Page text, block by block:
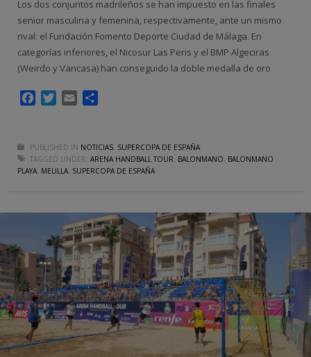
Los dos conjuntos madrileños se han impuesto en las finales
senior masculina y femenina, respectivamente, ante un mismo
rival: el Fundación Fomento Deporte Ciudad de Málaga. En
categorías inferiores, el Nicosur Las Peris y el BMP Algeciras
(Weirdo y Vancasa) han conseguido la doble medalla de oro
FacebookTwitter
Email
PUBLISHED IN NOTICIAS, SUPERCOPA DE ESPAÑA
TAGGED UNDER: ARENA HANDBALL TOUR, BALONMANO, BALONMANO
PLAYA, MELILLA, SUPERCOPA DE ESPAÑA